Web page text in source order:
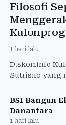
Filosofi
1 hari lalu
Diskominfo
Sutrisno yang
akrabnya memi
BSI Bangun
Danantara
1 hari lalu